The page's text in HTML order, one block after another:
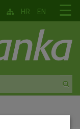
☰
HR EN